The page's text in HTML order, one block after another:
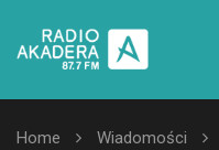
Home Wiadomości